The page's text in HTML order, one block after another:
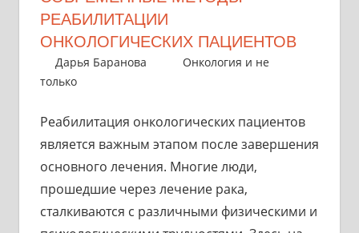
РЕАБИЛИТАЦИИ
ОНКОЛОГИЧЕСКИХ ПАЦИЕНТОВ
13 июля 2025
Дарья Баранова
Онкология и не
только
Реабилитация онкологических пациентов
является важным этапом после завершения
основного лечения. Многие люди,
прошедшие через лечение рака,
сталкиваются с различными физическими и